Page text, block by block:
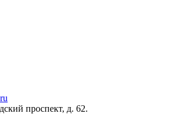
проспект, д. 62.